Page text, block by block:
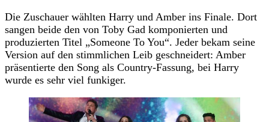
Die Zuschauer wählten Harry und Amber ins Finale. Dort
sangen beide den von Toby Gad komponierten und
produzierten Titel „Someone To You“. Jeder bekam seine
Version auf den stimmlichen Leib geschneidert: Amber
präsentierte den Song als Country-Fassung, bei Harry
wurde es sehr viel funkiger.